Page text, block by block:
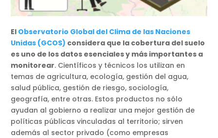
El Observatorio Global del Clima de las Naciones
Unidas (GCOS) considera que la cobertura del suelo
es uno de los datos esenciales y más importantes a
monitorear. Científicos y técnicos los utilizan en
temas de agricultura, ecología, gestión del agua,
salud pública, gestión de riesgo, sociología,
geografía, entre otras. Estos productos no sólo
ayudan al gobierno a realizar una mejor gestión de
políticas públicas vinculadas al territorio; sirven
además al sector privado (como empresas